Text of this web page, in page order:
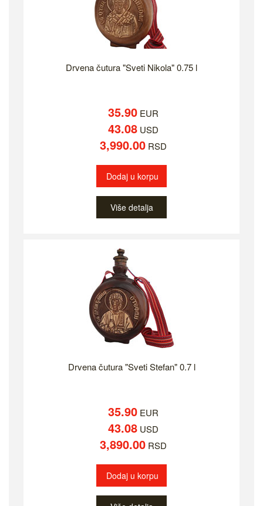
Drvena čutura "Sveti Nikola" 0.75 l
35.90EUR
43.08USD
3,990.00RSD
Dodaj u korpu
Više detalja
Drvena čutura "Sveti Stefan" 0.7 l
35.90EUR
43.08USD
3,890.00RSD
Dodaj u korpu